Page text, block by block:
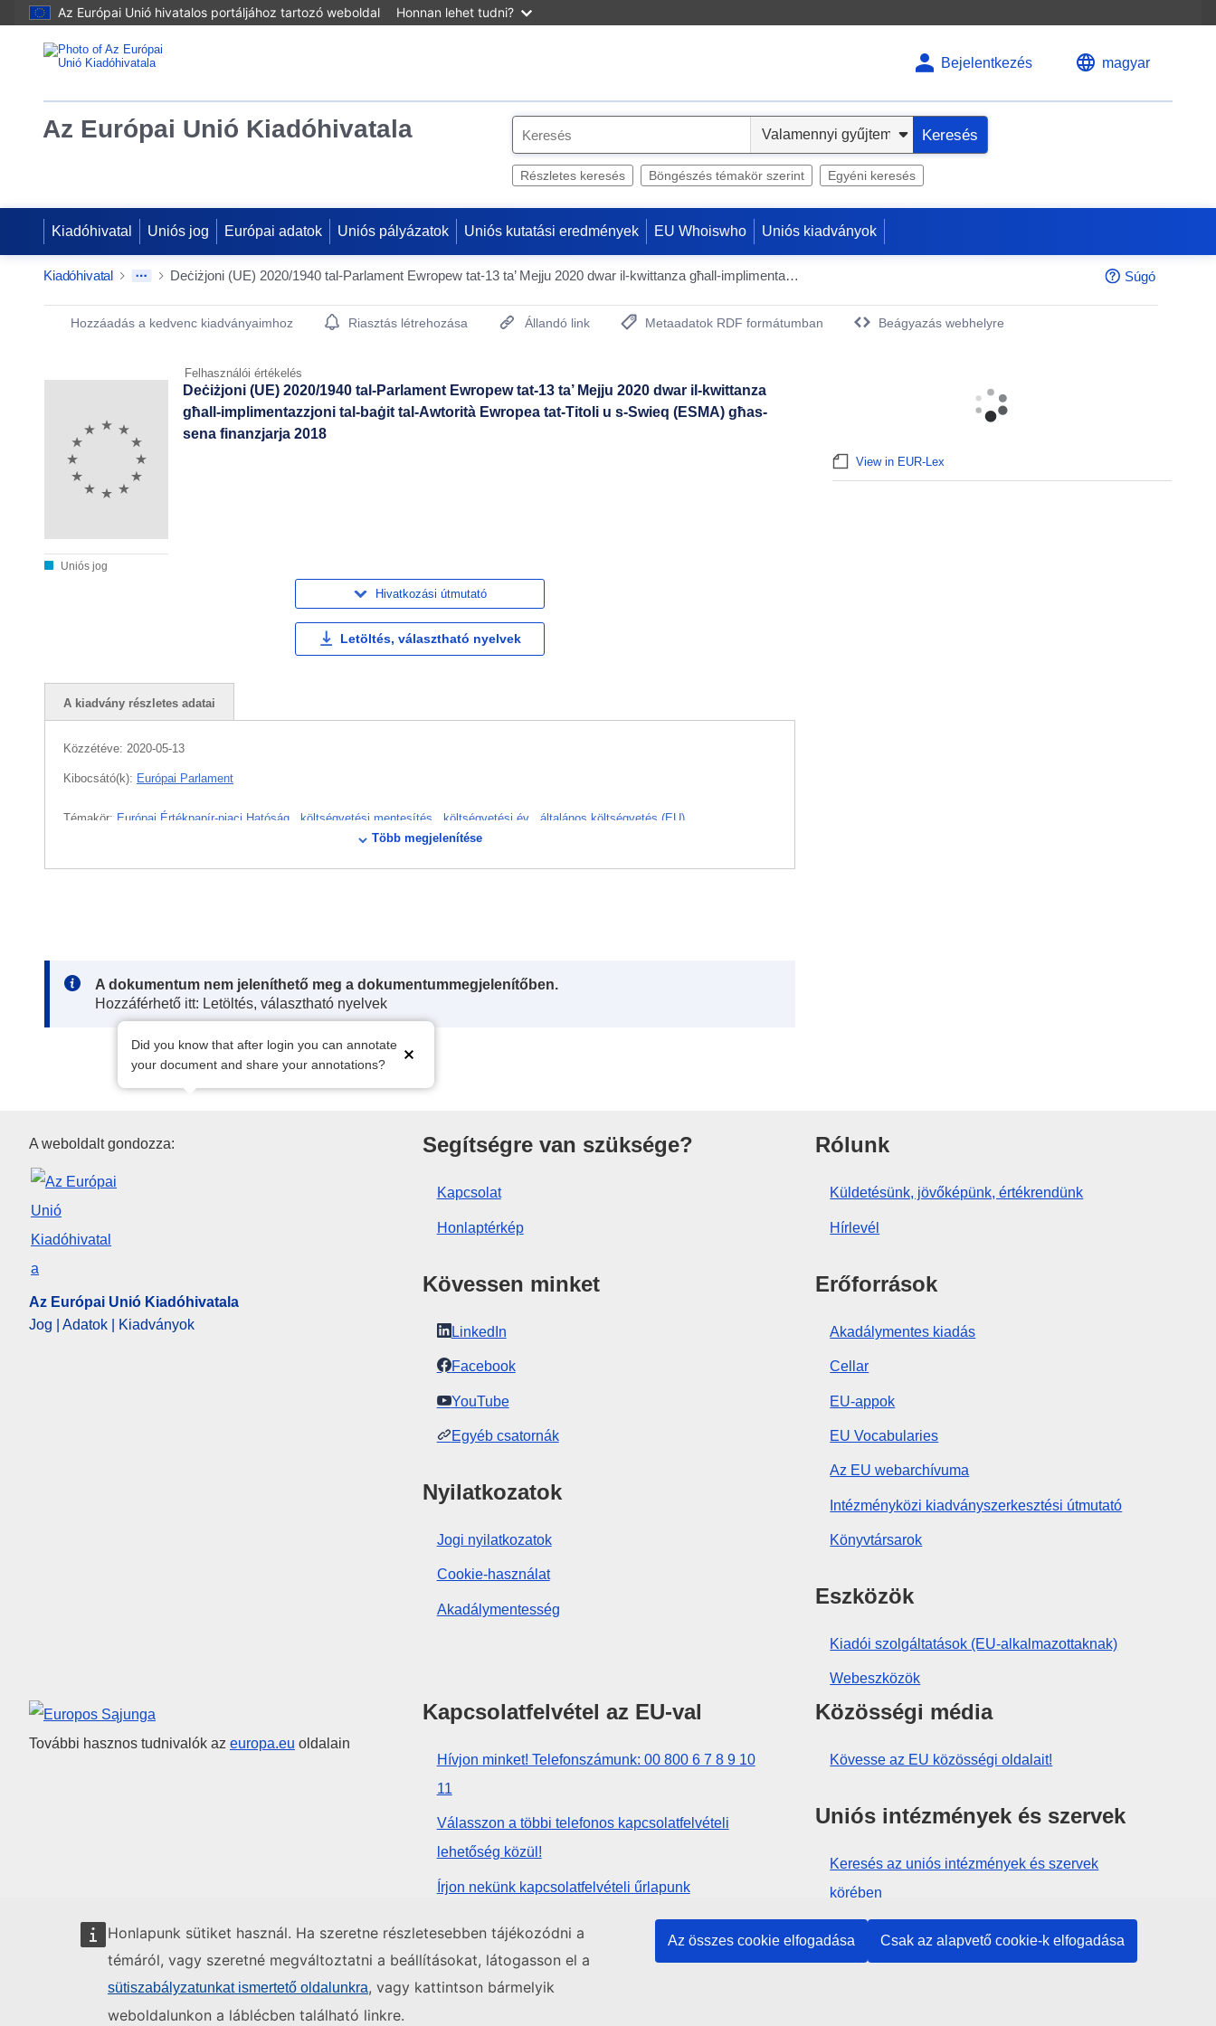
Az Európai Unió hivatalos portáljához tartozó weboldal Honnan lehet tudni?
Honlapunk sütiket használ. Ha szeretne részletesebben tájékozódni a
témáról, vagy szeretné megváltoztatni a beállításokat, látogasson el a
sütiszabályzatunkat ismertető oldalunkra, vagy kattintson bármelyik
weboldalunkon a láblécben található linkre.
Az összes cookie elfogadása Csak az alapvető cookie-k elfogadása
Bejelentkezés magyar
Az Európai Unió Kiadóhivatala
e
Keresés
Részletes keresés Böngészés témakör szerint Egyéni keresés
Kiadóhivatal Uniós jog Európai adatok Uniós pályázatok Uniós kutatási eredmények EU Whoiswho Uniós kiadványok
Kiadóhivatal Deċiżjoni (UE) 2020/1940 tal-Parlament Ewropew tat-13 ta’ Mejju 2020 dwar il-kwittanza għall-implimentazzjoni tal-baġit tal-Awtorità Ewropea tat-Titoli u s-Swieq (ESMA) għas-sena finanzjarja 2018 Súgó
Publication Detail Actions Portlet
Hozzáadás a kedvenc kiadványaimhoz Riasztás létrehozása Állandó link
Metaadatok RDF formátumban
Beágyazás webhelyre
Felhasználói értékelés
Uniós jog
Deċiżjoni (UE) 2020/1940 tal-Parlament Ewropew tat-13 ta’ Mejju 2020 dwar il-kwittanza
għall-implimentazzjoni tal-baġit tal-Awtorità Ewropea tat-Titoli u s-Swieq (ESMA) għas-
sena finanzjarja 2018
Hivatkozási útmutató
Letöltés, választható nyelvek
A kiadvány részletes adatai
Közzétéve: 2020-05-13
Kibocsátó(k): Európai Parlament
Témakör: Európai Értékpapír-piaci Hatóság költségvetési mentesítés költségvetési év általános költségvetés (EU)
Több megjelenítése
Note:
A dokumentum nem jeleníthető meg a dokumentummegjelenítőben.
Hozzáférhető itt: Letöltés, választható nyelvek
Did you know that after login you can annotate
your document and share your annotations?
View in EUR-Lex
Az Európai Unió Kiadóhivatala
A weboldalt gondozza:
Az Európai Unió Kiadóhivatala
Jog | Adatok | Kiadványok
Segítségre van szüksége?
Kapcsolat
Honlaptérkép
Kövessen minket
LinkedIn
Facebook
YouTube
Egyéb csatornák
Nyilatkozatok
Jogi nyilatkozatok
Cookie-használat
Akadálymentesség
Rólunk
Küldetésünk, jövőképünk, értékrendünk
Hírlevél
Erőforrások
Akadálymentes kiadás
Cellar
EU-appok
EU Vocabularies
Az EU webarchívuma
Intézményközi kiadványszerkesztési útmutató
Könyvtársarok
Eszközök
Kiadói szolgáltatások (EU-alkalmazottaknak)
Webeszközök
Európai Unió
További hasznos tudnivalók az europa.eu oldalain
Kapcsolatfelvétel az EU-val
Hívjon minket! Telefonszámunk: 00 800 6 7 8 9 10
11
Válasszon a többi telefonos kapcsolatfelvételi
lehetőség közül!
Írjon nekünk kapcsolatfelvételi űrlapunk
Jöjjön el személyesen az uniós központok
egyikébe!
Közösségi média
Kövesse az EU közösségi oldalait!
Uniós intézmények és szervek
Keresés az uniós intézmények és szervek
körében